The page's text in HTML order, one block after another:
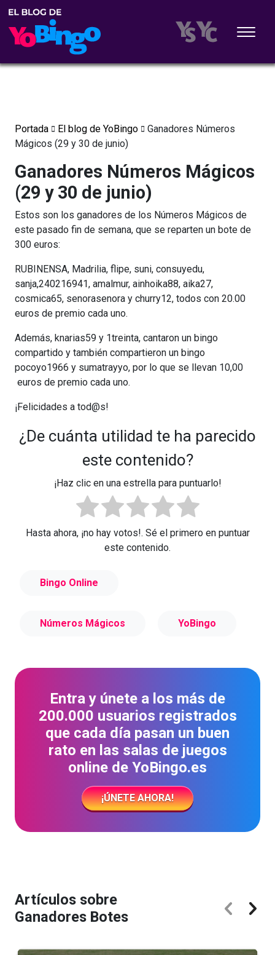
Portada El blog de YoBingo
Ganadores Números
Mágicos (29 y 30 de junio)
Ganadores Números Mágicos
(29 y 30 de junio)
Estos son los ganadores de los Números Mágicos de
este pasado fin de semana, que se reparten un bote de
300 euros:
RUBINENSA, Madrilia, flipe, suni, consuyedu,
sanja,240216941, amalmur, ainhoika88, aika27,
cosmica65, senorasenora y churry12, todos con 20.00
euros de premio cada uno.
Además, knarias59 y 1treinta, cantaron un bingo
compartido y también compartieron un bingo
pocoyo1966 y sumatrayyo, por lo que se llevan 10,00
euros de premio cada uno.
¡Felicidades a tod@s!
¿De cuánta utilidad te ha parecido
este contenido?
¡Haz clic en una estrella para puntuarlo!
Hasta ahora, ¡no hay votos!. Sé el primero en puntuar
este contenido.
Bingo Online
Números Mágicos YoBingo
Entra y únete a los más de
200.000 usuarios registrados
que cada día pasan un buen
rato en las salas de juegos
online de YoBingo.es
¡ÚNETE AHORA!
Artículos sobre
Ganadores Botes